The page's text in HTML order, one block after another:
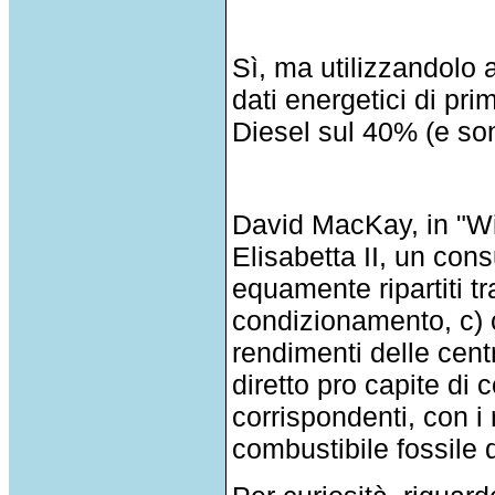
Sì, ma utilizzandolo
dati energetici di
Diesel sul 40% (e
David MacKay, in
Elisabetta II, un
equamente ripartiti
condizionamento, c)
rendimenti delle
diretto pro capite di
corrispondenti, con i
combustibile fossile